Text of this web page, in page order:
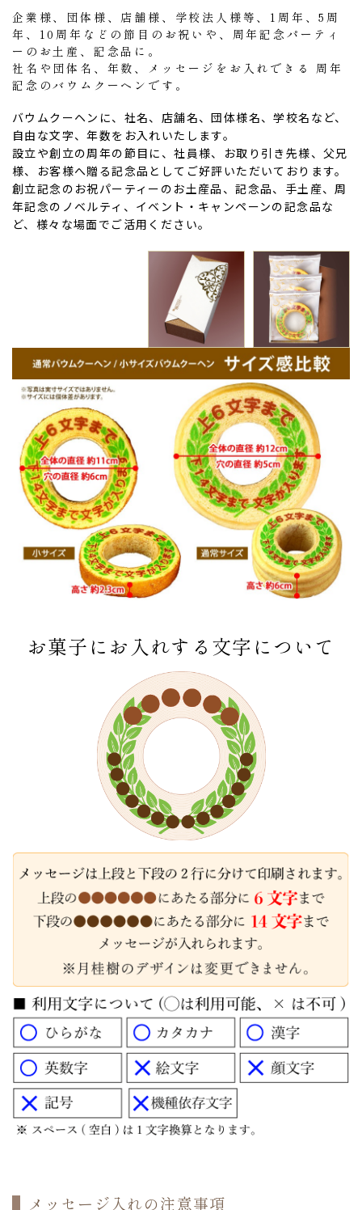
退職・異動の挨拶におすすめのお菓子ギ
フト5選
もらっ
失敗し
企業様、団体様、店舗様、学校法人様等、1周年、5周
年、10周年などの節目のお祝いや、周年記念パーティ
ーのお土産、記念品に。
社名や団体名、年数、メッセージをお入れできる 周年
記念のバウムクーヘンです。
バウムクーヘンに、社名、店舗名、団体様名、学校名など、
自由な文字、年数をお入れいたします。
設立や創立の周年の節目に、社員様、お取り引き先様、父兄
様、お客様へ贈る記念品としてご好評いただいております。
創立記念のお祝パーティーのお土産品、記念品、手土産、周
年記念のノベルティ、イベント・キャンペーンの記念品な
ど、様々な場面でご活用ください。
お菓子にお入れする文字について
メッセージ入れの注意事項